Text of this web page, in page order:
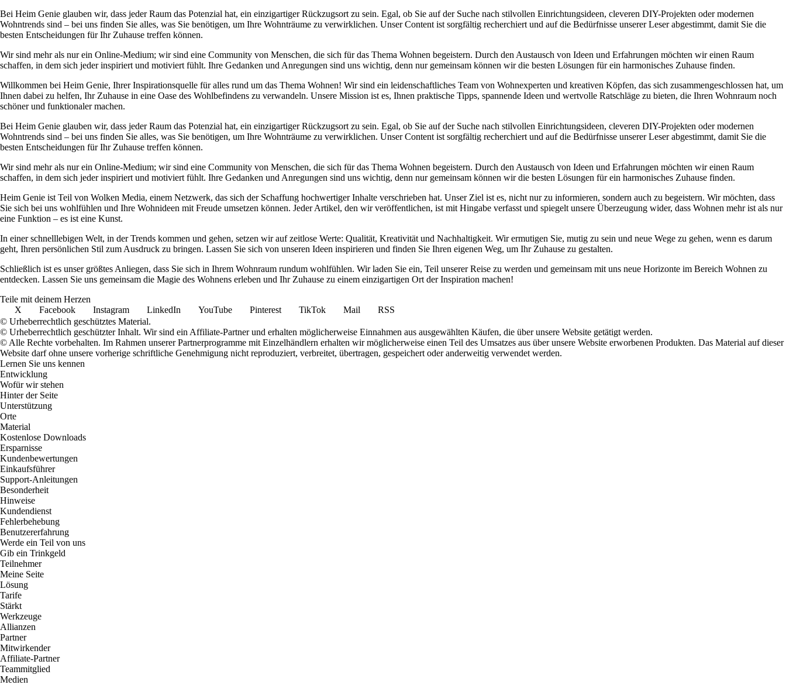
Bei Heim Genie glauben wir, dass jeder Raum das Potenzial hat, ein einzigartiger Rückzugsort zu sein. Egal, ob Sie auf der Suche nach stilvollen Einrichtungsideen, cleveren DIY-Projekten oder modernen
Wohntrends sind – bei uns finden Sie alles, was Sie benötigen, um Ihre Wohnträume zu verwirklichen. Unser Content ist sorgfältig recherchiert und auf die Bedürfnisse unserer Leser abgestimmt, damit Sie die
besten Entscheidungen für Ihr Zuhause treffen können.
Wir sind mehr als nur ein Online-Medium; wir sind eine Community von Menschen, die sich für das Thema Wohnen begeistern. Durch den Austausch von Ideen und Erfahrungen möchten wir einen Raum
schaffen, in dem sich jeder inspiriert und motiviert fühlt. Ihre Gedanken und Anregungen sind uns wichtig, denn nur gemeinsam können wir die besten Lösungen für ein harmonisches Zuhause finden.
Willkommen bei Heim Genie, Ihrer Inspirationsquelle für alles rund um das Thema Wohnen! Wir sind ein leidenschaftliches Team von Wohnexperten und kreativen Köpfen, das sich zusammengeschlossen hat, um
Ihnen dabei zu helfen, Ihr Zuhause in eine Oase des Wohlbefindens zu verwandeln. Unsere Mission ist es, Ihnen praktische Tipps, spannende Ideen und wertvolle Ratschläge zu bieten, die Ihren Wohnraum noch
schöner und funktionaler machen.
Bei Heim Genie glauben wir, dass jeder Raum das Potenzial hat, ein einzigartiger Rückzugsort zu sein. Egal, ob Sie auf der Suche nach stilvollen Einrichtungsideen, cleveren DIY-Projekten oder modernen
Wohntrends sind – bei uns finden Sie alles, was Sie benötigen, um Ihre Wohnträume zu verwirklichen. Unser Content ist sorgfältig recherchiert und auf die Bedürfnisse unserer Leser abgestimmt, damit Sie die
besten Entscheidungen für Ihr Zuhause treffen können.
Wir sind mehr als nur ein Online-Medium; wir sind eine Community von Menschen, die sich für das Thema Wohnen begeistern. Durch den Austausch von Ideen und Erfahrungen möchten wir einen Raum
schaffen, in dem sich jeder inspiriert und motiviert fühlt. Ihre Gedanken und Anregungen sind uns wichtig, denn nur gemeinsam können wir die besten Lösungen für ein harmonisches Zuhause finden.
Heim Genie ist Teil von Wolken Media, einem Netzwerk, das sich der Schaffung hochwertiger Inhalte verschrieben hat. Unser Ziel ist es, nicht nur zu informieren, sondern auch zu begeistern. Wir möchten, dass
Sie sich bei uns wohlfühlen und Ihre Wohnideen mit Freude umsetzen können. Jeder Artikel, den wir veröffentlichen, ist mit Hingabe verfasst und spiegelt unsere Überzeugung wider, dass Wohnen mehr ist als nur
eine Funktion – es ist eine Kunst.
In einer schnelllebigen Welt, in der Trends kommen und gehen, setzen wir auf zeitlose Werte: Qualität, Kreativität und Nachhaltigkeit. Wir ermutigen Sie, mutig zu sein und neue Wege zu gehen, wenn es darum
geht, Ihren persönlichen Stil zum Ausdruck zu bringen. Lassen Sie sich von unseren Ideen inspirieren und finden Sie Ihren eigenen Weg, um Ihr Zuhause zu gestalten.
Schließlich ist es unser größtes Anliegen, dass Sie sich in Ihrem Wohnraum rundum wohlfühlen. Wir laden Sie ein, Teil unserer Reise zu werden und gemeinsam mit uns neue Horizonte im Bereich Wohnen zu
entdecken. Lassen Sie uns gemeinsam die Magie des Wohnens erleben und Ihr Zuhause zu einem einzigartigen Ort der Inspiration machen!
Teile mit deinem Herzen
X
Facebook Instagram LinkedIn YouTube Pinterest TikTok Mail
RSS
© Urheberrechtlich geschütztes Material.
© Urheberrechtlich geschützter Inhalt. Wir sind ein Affiliate-Partner und erhalten möglicherweise Einnahmen aus ausgewählten Käufen, die über unsere Website getätigt werden.
© Alle Rechte vorbehalten. Im Rahmen unserer Partnerprogramme mit Einzelhändlern erhalten wir möglicherweise einen Teil des Umsatzes aus über unsere Website erworbenen Produkten. Das Material auf dieser
Website darf ohne unsere vorherige schriftliche Genehmigung nicht reproduziert, verbreitet, übertragen, gespeichert oder anderweitig verwendet werden.
Lernen Sie uns kennen
Entwicklung
Wofür wir stehen
Hinter der Seite
Unterstützung
Orte
Material
Kostenlose Downloads
Ersparnisse
Kundenbewertungen
Einkaufsführer
Support-Anleitungen
Besonderheit
Hinweise
Kundendienst
Fehlerbehebung
Benutzererfahrung
Werde ein Teil von uns
Gib ein Trinkgeld
Teilnehmer
Meine Seite
Lösung
Tarife
Stärkt
Werkzeuge
Allianzen
Partner
Mitwirkender
Affiliate-Partner
Teammitglied
Medien